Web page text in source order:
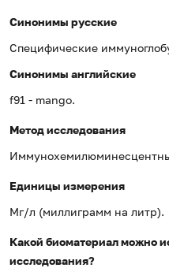
Синонимы русские
Специфические
Синонимы английские
f91 - mango.
Метод исследования
Единицы измерения
Мг/л (миллиграмм на литр).
Какой биоматериал можно
исследования?